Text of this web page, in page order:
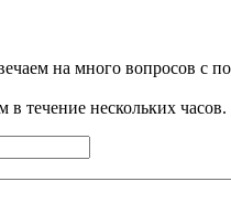
на много вопросов с
течение нескольких часов.